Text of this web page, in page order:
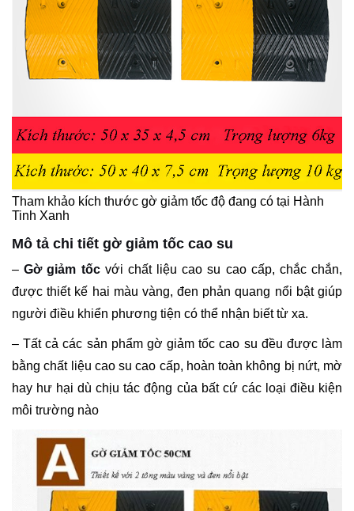
Tham khảo kích thước gờ giảm tốc độ đang có tại Hành
Tinh Xanh
Mô tả chi tiết gờ giảm tốc cao su
–Gờ giảm tốcvới chất liệu cao su cao cấp, chắc chắn,
được thiết kế hai màu vàng, đen phản quang nổi bật giúp
người điều khiển phương tiện có thể nhận biết từ xa.
– Tất cả các sản phẩm gờ giảm tốc cao su đều được làm
bằng chất liệu cao su cao cấp, hoàn toàn không bị nứt, mờ
hay hư hại dù chịu tác động của bất cứ các loại điều kiện
môi trường nào